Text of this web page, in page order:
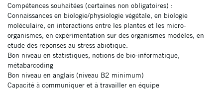
Compétences souhaitées (certaines non obligatoires) :
Connaissances en biologie/physiologie végétale, en biologie
moléculaire, en interactions entre les plantes et les micro-
organismes, en expérimentation sur des organismes modèles, en
étude des réponses au stress abiotique.
Bon niveau en statistiques, notions de bio-informatique,
métabarcoding
Bon niveau en anglais (niveau B2 minimum)
Capacité à communiquer et à travailler en équipe